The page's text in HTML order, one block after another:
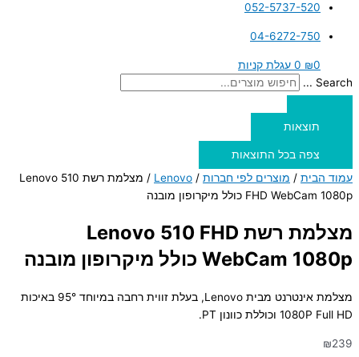
052-5737-520
04-6272-750
₪0
0 עגלת קניות
Search ...
תוצאות
צפה בכל התוצאות
עמוד הבית / מוצרים לפי חברות /
Lenovo
/ מצלמת רשת Lenovo 510
FHD WebCam 1080p כולל מיקרופון מובנה
מצלמת רשת Lenovo 510 FHD
WebCam 1080p כולל מיקרופון מובנה
מצלמת אינטרנט מבית Lenovo, בעלת זווית רחבה במיוחד 95° באיכות
1080P Full HD וכוללת כוונון PT.
₪239